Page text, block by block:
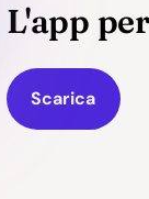
L'app
Scarica